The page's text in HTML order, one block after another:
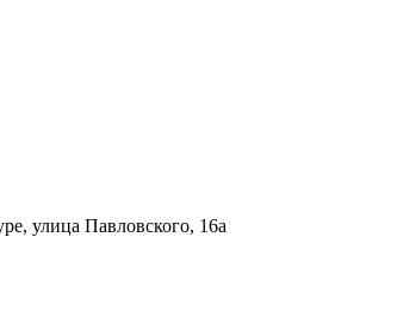
улица Павловского, 16а